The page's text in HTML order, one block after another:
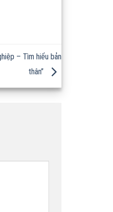
– Tìm hiểu bản
thân”